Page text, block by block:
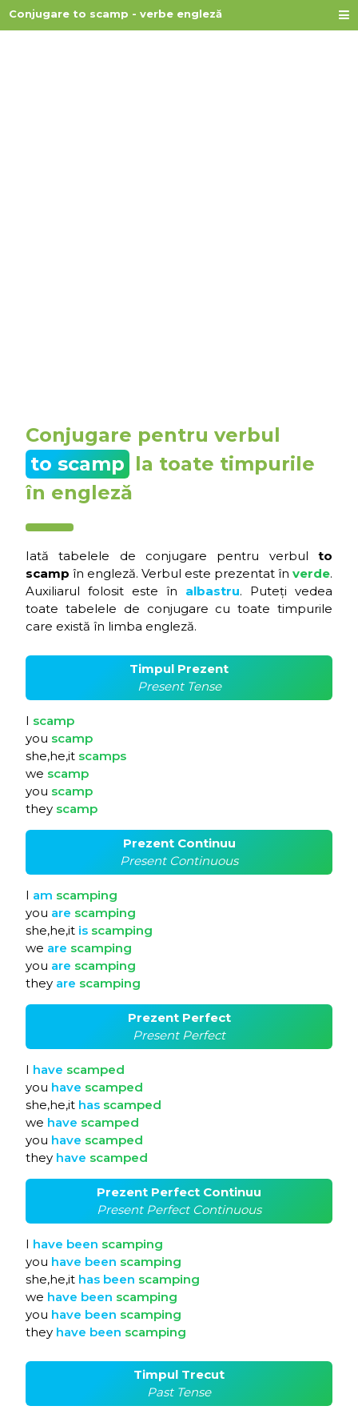
Conjugare to scamp - verbe engleză
Conjugare pentru verbul
to scamp la toate timpurile
în engleză
Iată tabelele de conjugare pentru verbul to
scamp în engleză. Verbul este prezentat în verde.
Auxiliarul folosit este în albastru. Puteți vedea
toate tabelele de conjugare cu toate timpurile
care există în limba engleză.
Timpul Prezent
Present Tense
I scamp
you scamp
she,he,it scamps
we scamp
you scamp
they scamp
Prezent Continuu
Present Continuous
I am scamping
you are scamping
she,he,it is scamping
we are scamping
you are scamping
they are scamping
Prezent Perfect
Present Perfect
I have scamped
you have scamped
she,he,it has scamped
we have scamped
you have scamped
they have scamped
Prezent Perfect Continuu
Present Perfect Continuous
I have been scamping
you have been scamping
she,he,it has been scamping
we have been scamping
you have been scamping
they have been scamping
Timpul Trecut
Past Tense